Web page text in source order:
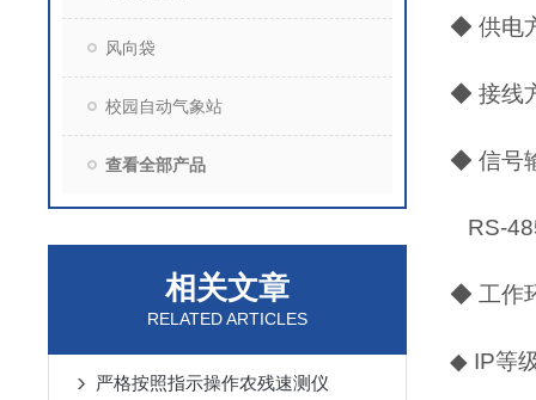
风向袋
校园自动气象站
查看全部产品
相关文章
RELATED ARTICLES
严格按照指示操作农残速测仪
◆ 供电
◆ 接线
◆ 信号
RS-
◆ 工作
◆ IP等